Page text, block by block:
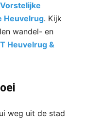
Vorstelijke
Heuvelrug. Kijk
wandel- en
Heuvelrug &
weg uit de stad